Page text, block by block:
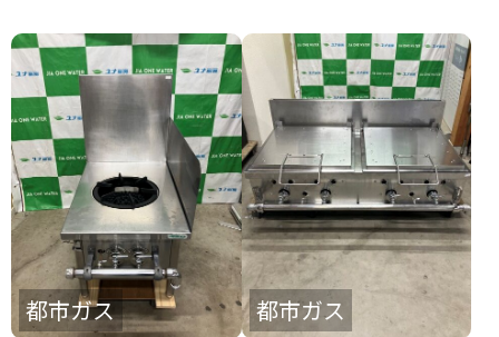
都市ガス 都市ガス